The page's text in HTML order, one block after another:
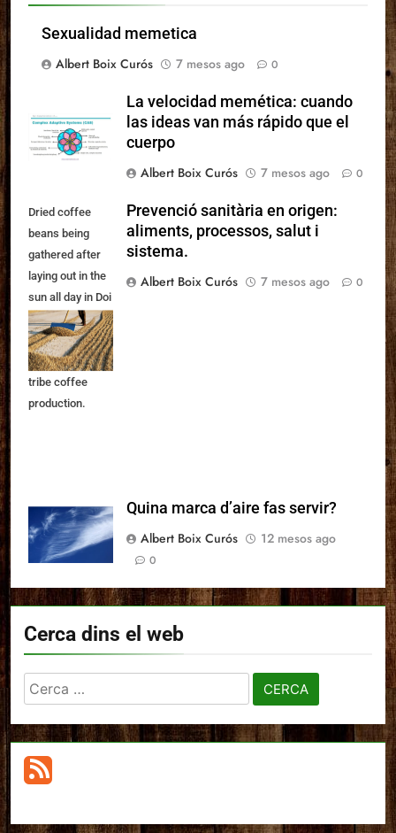
Sexualidad memetica
Albert Boix Curós
7 mesos ago 0
La velocidad memética: cuando
las ideas van más rápido que el
cuerpo
Albert Boix Curós
7 mesos ago 0
Dried coffee
beans being
gathered after
laying out in the
sun all day in Doi
Chang, North
Thailand. Part of
a series on hill
tribe coffee
production.
Prevenció sanitària en origen:
aliments, processos, salut i
sistema.
Albert Boix Curós
7 mesos ago 0
Quina marca d’aire fas servir?
Albert Boix Curós
12 mesos ago
0
Cerca dins el web
Cerca: